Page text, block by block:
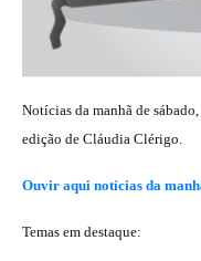
Notícias da manhã de
edição de Cláudia Clérigo.
Ouvir aqui notícias da
Temas em destaque: